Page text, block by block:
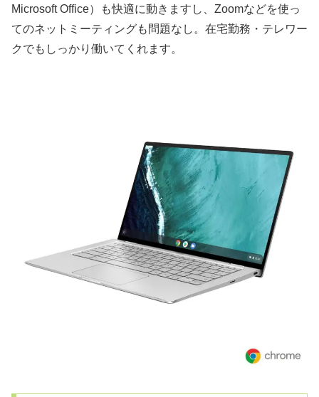
Microsoft Office）も快適に動きますし、Zoomなどを使っ
てのネットミーティングも問題なし。在宅勤務・テレワー
クでもしっかり働いてくれます。